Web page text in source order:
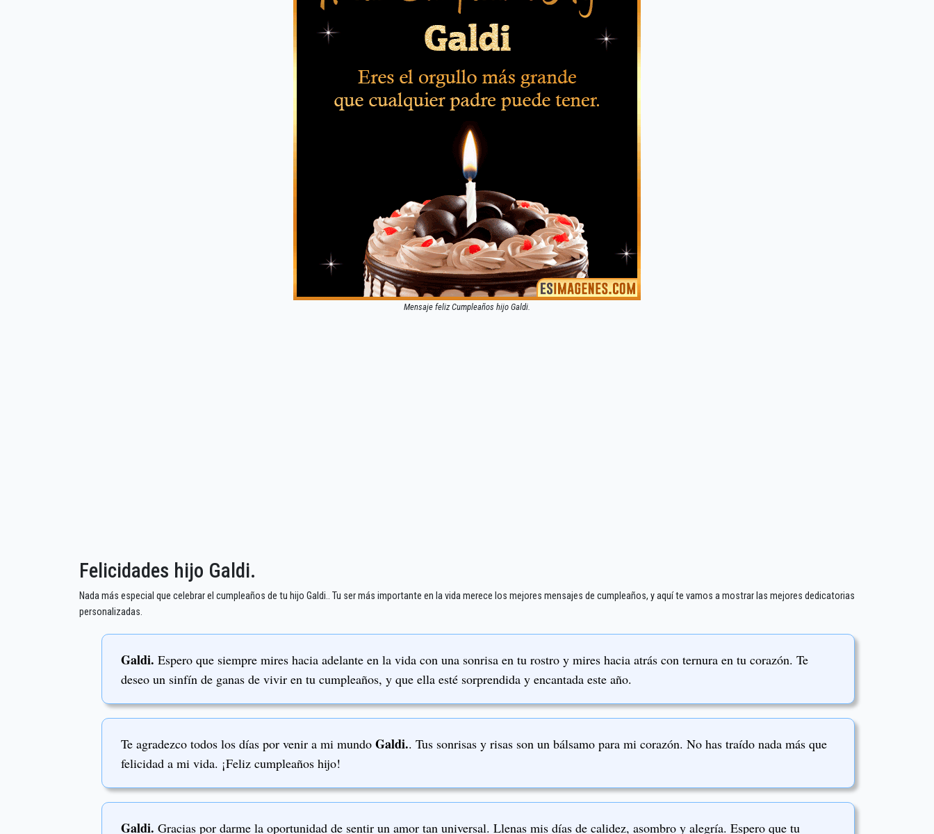
Mensaje feliz Cumpleaños hijo Galdi.
Felicidades hijo Galdi.
Nada más especial que celebrar el cumpleaños de tu hijo Galdi.. Tu ser más importante en la vida merece los mejores mensajes de cumpleaños, y aquí te vamos a mostrar las mejores dedicatorias
personalizadas.
Galdi. Espero que siempre mires hacia adelante en la vida con una sonrisa en tu rostro y mires hacia atrás con ternura en tu corazón. Te
deseo un sinfín de ganas de vivir en tu cumpleaños, y que ella esté sorprendida y encantada este año.
Te agradezco todos los días por venir a mi mundo Galdi.. Tus sonrisas y risas son un bálsamo para mi corazón. No has traído nada más que
felicidad a mi vida. ¡Feliz cumpleaños hijo!
Galdi. Gracias por darme la oportunidad de sentir un amor tan universal. Llenas mis días de calidez, asombro y alegría. Espero que tu